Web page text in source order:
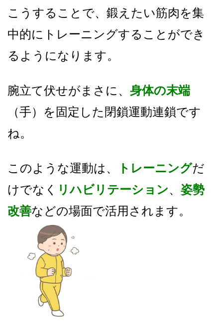
こうすることで、鍛えたい筋肉を集
中的にトレーニングすることができ
るようになります。
腕立て伏せがまさに、 身体の末端
（手）を固定した閉鎖運動連鎖です
ね。
このような運動は、 トレーニングだ
けでなく リハビリテーション、 姿勢
改善などの場面で活用されます。